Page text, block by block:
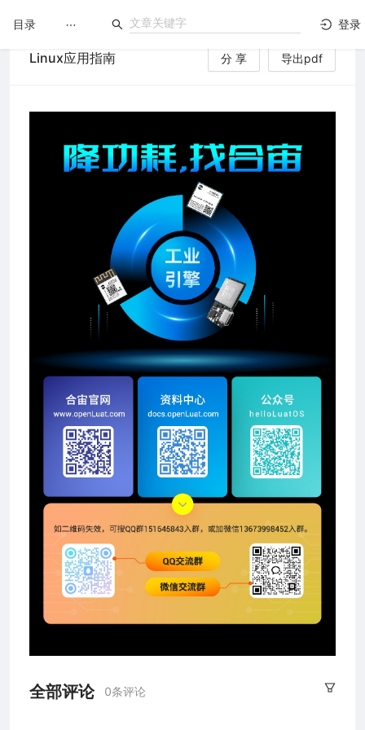
登录
目录
Linux应用指南 分 享 导出pdf
全部评论 0条评论